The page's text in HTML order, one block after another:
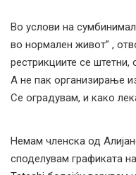
Во услови на
во нормален живот” ,
рестрикциите се
А не пак организирање
Се оградувам, и како
Немам членска од
споделувам графиката